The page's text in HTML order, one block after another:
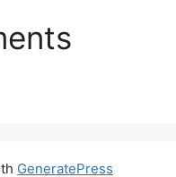
GeneratePress